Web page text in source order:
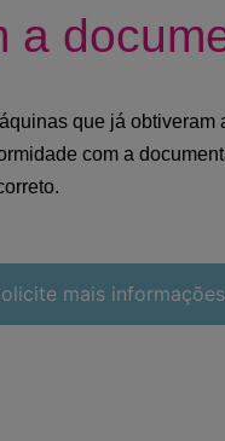
a
que já obtiveram
com a
mais informações